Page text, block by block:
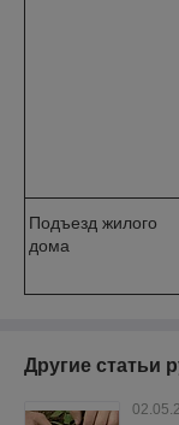
Подъезд жилого
дома
Другие статьи